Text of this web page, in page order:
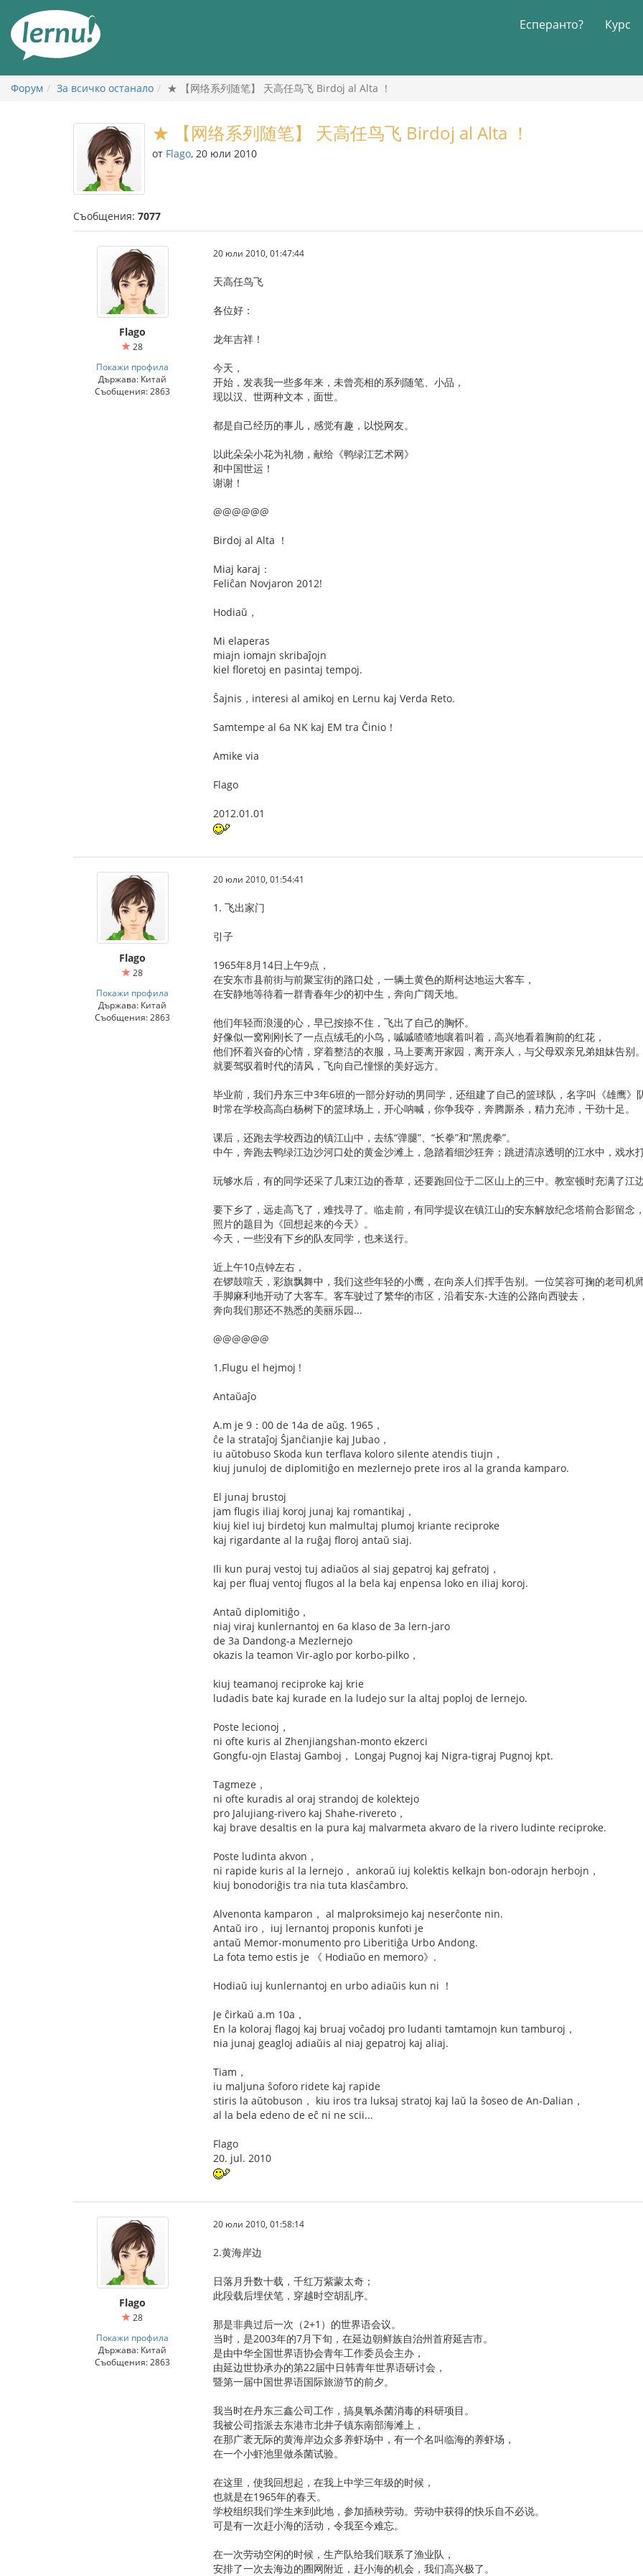
съдържанието
Есперанто? Курс
Форум За всичко останало ★ 【网络系列随笔】 天高任鸟飞 Birdoj al Alta ！
★ 【网络系列随笔】 天高任鸟飞 Birdoj al Alta ！
от Flago, 20 юли 2010
Съобщения: 7077
Flago
28
Покажи профила
Държава: Китай
Съобщения: 2863
20 юли 2010, 01:47:44
天高任鸟飞
各位好：
龙年吉祥！
今天，
开始，发表我一些多年来，未曾亮相的系列随笔、小品，
现以汉、世两种文本，面世。
都是自己经历的事儿，感觉有趣，以悦网友。
以此朵朵小花为礼物，献给《鸭绿江艺术网》
和中国世运！
谢谢！
@@@@@@
Birdoj al Alta ！
Miaj karaj：
Feliĉan Novjaron 2012!
Hodiaŭ，
Mi elaperas
miajn iomajn skribaĵojn
kiel floretoj en pasintaj tempoj.
Ŝajnis，interesi al amikoj en Lernu kaj Verda Reto.
Samtempe al 6a NK kaj EM tra Ĉinio！
Amike via
Flago
2012.01.01
Flago
28
Покажи профила
Държава: Китай
Съобщения: 2863
20 юли 2010, 01:54:41
1. 飞出家门
引子
1965年8月14日上午9点，
在安东市县前街与前聚宝街的路口处，一辆土黄色的斯柯达地运大客车，
在安静地等待着一群青春年少的初中生，奔向广阔天地。
他们年轻而浪漫的心，早已按捺不住，飞出了自己的胸怀。
好像似一窝刚刚长了一点点绒毛的小鸟，嘁嘁喳喳地嚷着叫着，高兴地看着胸前的红花，
他们怀着兴奋的心情，穿着整洁的衣服，马上要离开家园，离开亲人，与父母双亲兄弟姐妹告别。
就要驾驭着时代的清风，飞向自己憧憬的美好远方。
毕业前，我们丹东三中3年6班的一部分好动的男同学，还组建了自己的篮球队，名字叫《雄鹰》
时常在学校高高白杨树下的篮球场上，开心呐喊，你争我夺，奔腾厮杀，精力充沛，干劲十足。
课后，还跑去学校西边的镇江山中，去练“弹腿”、“长拳”和“黑虎拳”。
中午，奔跑去鸭绿江边沙河口处的黄金沙滩上，急踏着细沙狂奔；跳进清凉透明的江水中，戏水打
玩够水后，有的同学还采了几束江边的香草，还要跑回位于二区山上的三中。教室顿时充满了江边
要下乡了，远走高飞了，难找寻了。临走前，有同学提议在镇江山的安东解放纪念塔前合影留念，
照片的题目为《回想起来的今天》。
今天，一些没有下乡的队友同学，也来送行。
近上午10点钟左右，
在锣鼓喧天，彩旗飘舞中，我们这些年轻的小鹰，在向亲人们挥手告别。一位笑容可掬的老司机
手脚麻利地开动了大客车。客车驶过了繁华的市区，沿着安东-大连的公路向西驶去，
奔向我们那还不熟悉的美丽乐园...
@@@@@@
1.Flugu el hejmoj !
Antaŭaĵo
A.m je 9：00 de 14a de aŭg. 1965，
ĉe la strataĵoj Ŝjanĉianjie kaj Jubao，
iu aŭtobuso Skoda kun terflava koloro silente atendis tiujn，
kiuj junuloj de diplomitiĝo en mezlernejo prete iros al la granda kamparo.
El junaj brustoj
jam flugis iliaj koroj junaj kaj romantikaj，
kiuj kiel iuj birdetoj kun malmultaj plumoj kriante reciproke
kaj rigardante al la ruĝaj floroj antaŭ siaj.
Ili kun puraj vestoj tuj adiaŭos al siaj gepatroj kaj gefratoj，
kaj per fluaj ventoj flugos al la bela kaj enpensa loko en iliaj koroj.
Antaŭ diplomitiĝo，
niaj viraj kunlernantoj en 6a klaso de 3a lern-jaro
de 3a Dandong-a Mezlernejo
okazis la teamon Vir-aglo por korbo-pilko，
kiuj teamanoj reciproke kaj krie
ludadis bate kaj kurade en la ludejo sur la altaj poploj de lernejo.
Poste lecionoj，
ni ofte kuris al Zhenjiangshan-monto ekzerci
Gongfu-ojn Elastaj Gamboj， Longaj Pugnoj kaj Nigra-tigraj Pugnoj kpt.
Tagmeze，
ni ofte kuradis al oraj strandoj de kolektejo
pro Jalujiang-rivero kaj Shahe-rivereto，
kaj brave desaltis en la pura kaj malvarmeta akvaro de la rivero ludinte reciproke.
Poste ludinta akvon，
ni rapide kuris al la lernejo， ankoraŭ iuj kolektis kelkajn bon-odorajn herbojn，
kiuj bonodoriĝis tra nia tuta klasĉambro.
Alvenonta kamparon， al malproksimejo kaj neserĉonte nin.
Antaŭ iro， iuj lernantoj proponis kunfoti je
antaŭ Memor-monumento pro Liberitiĝa Urbo Andong.
La fota temo estis je 《 Hodiaŭo en memoro》.
Hodiaŭ iuj kunlernantoj en urbo adiaŭis kun ni ！
Je ĉirkaŭ a.m 10a，
En la koloraj flagoj kaj bruaj voĉadoj pro ludanti tamtamojn kun tamburoj，
nia junaj geagloj adiaŭis al niaj gepatroj kaj aliaj.
Tiam，
iu maljuna ŝoforo ridete kaj rapide
stiris la aŭtobuson， kiu iros tra luksaj stratoj kaj laŭ la ŝoseo de An-Dalian，
al la bela edeno de eĉ ni ne scii...
Flago
20. jul. 2010
Flago
28
Покажи профила
Държава: Китай
Съобщения: 2863
20 юли 2010, 01:58:14
2.黄海岸边
日落月升数十载，千红万紫蒙太奇；
此段载后埋伏笔，穿越时空胡乱序。
那是非典过后一次（2+1）的世界语会议。
当时，是2003年的7月下旬，在延边朝鲜族自治州首府延吉市。
是由中华全国世界语协会青年工作委员会主办，
由延边世协承办的第22届中日韩青年世界语研讨会，
暨第一届中国世界语国际旅游节的前夕。
我当时在丹东三鑫公司工作，搞臭氧杀菌消毒的科研项目。
我被公司指派去东港市北井子镇东南部海滩上，
在那广袤无际的黄海岸边众多养虾场中，有一个名叫临海的养虾场，
在一个小虾池里做杀菌试验。
在这里，使我回想起，在我上中学三年级的时候，
也就是在1965年的春天。
学校组织我们学生来到此地，参加插秧劳动。劳动中获得的快乐自不必说。
可是有一次赶小海的活动，令我至今难忘。
在一次劳动空闲的时候，生产队给我们联系了渔业队，
安排了一次去海边的圈网附近，赶小海的机会，我们高兴极了。